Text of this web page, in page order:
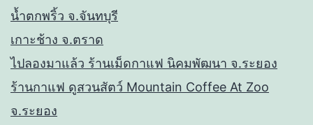
น้ำตกพริ้ว จ.จันทบุรี
เกาะช้าง จ.ตราด
ไปลองมาแล้ว ร้านเม็ดกาแฟ นิคมพัฒนา จ.ระยอง
ร้านกาแฟ ดูสวนสัตว์ Mountain Coffee At Zoo
จ.ระยอง